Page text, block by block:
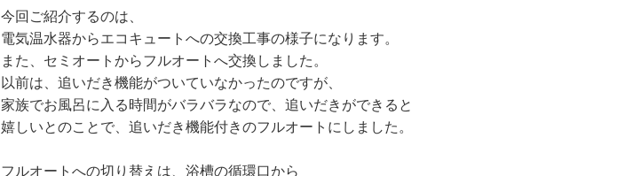
今回ご紹介するのは、
電気温水器からエコキュートへの交換工事の様子になります。
また、セミオートからフルオートへ交換しました。
以前は、追いだき機能がついていなかったのですが、
家族でお風呂に入る時間がバラバラなので、追いだきができると
嬉しいとのことで、追いだき機能付きのフルオートにしました。
フルオートへの切り替えは、浴槽の循環口から